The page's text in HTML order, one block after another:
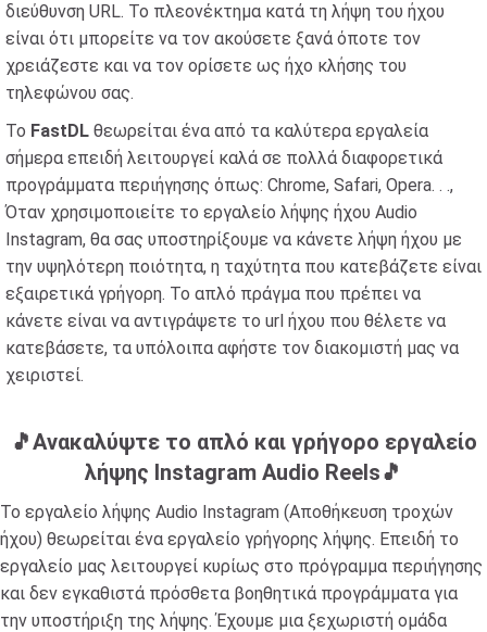
διεύθυνση URL. Το πλεονέκτημα κατά τη λήψη του ήχου
είναι ότι μπορείτε να τον ακούσετε ξανά όποτε τον
χρειάζεστε και να τον ορίσετε ως ήχο κλήσης του
τηλεφώνου σας.
Το FastDL θεωρείται ένα από τα καλύτερα εργαλεία
σήμερα επειδή λειτουργεί καλά σε πολλά διαφορετικά
προγράμματα περιήγησης όπως: Chrome, Safari, Opera. . .,
Όταν χρησιμοποιείτε το εργαλείο λήψης ήχου Audio
Instagram, θα σας υποστηρίξουμε να κάνετε λήψη ήχου με
την υψηλότερη ποιότητα, η ταχύτητα που κατεβάζετε είναι
εξαιρετικά γρήγορη. Το απλό πράγμα που πρέπει να
κάνετε είναι να αντιγράψετε το url ήχου που θέλετε να
κατεβάσετε, τα υπόλοιπα αφήστε τον διακομιστή μας να
χειριστεί.
️🎵Ανακαλύψτε το απλό και γρήγορο εργαλείο
λήψης Instagram Audio Reels️🎵
Το εργαλείο λήψης Audio Instagram (Αποθήκευση τροχών
ήχου) θεωρείται ένα εργαλείο γρήγορης λήψης. Επειδή το
εργαλείο μας λειτουργεί κυρίως στο πρόγραμμα περιήγησης
και δεν εγκαθιστά πρόσθετα βοηθητικά προγράμματα για
την υποστήριξη της λήψης. Έχουμε μια ξεχωριστή ομάδα